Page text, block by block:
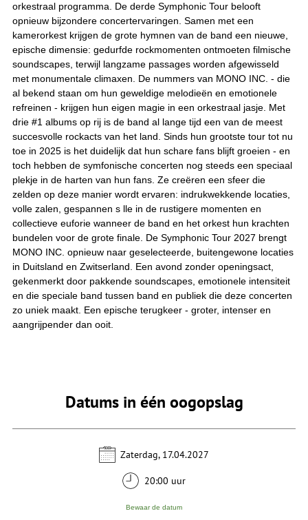
orkestraal programma. De derde Symphonic Tour belooft
opnieuw bijzondere concertervaringen. Samen met een
kamerorkest krijgen de grote hymnen van de band een nieuwe,
epische dimensie: gedurfde rockmomenten ontmoeten filmische
soundscapes, terwijl langzame passages worden afgewisseld
met monumentale climaxen. De nummers van MONO INC. - die
al bekend staan om hun geweldige melodieën en emotionele
refreinen - krijgen hun eigen magie in een orkestraal jasje. Met
drie #1 albums op rij is de band al lange tijd een van de meest
succesvolle rockacts van het land. Sinds hun grootste tour tot nu
toe in 2025 is het duidelijk dat hun schare fans blijft groeien - en
toch hebben de symfonische concerten nog steeds een speciaal
plekje in de harten van hun fans. Ze creëren een sfeer die
zelden op deze manier wordt ervaren: indrukwekkende locaties,
volle zalen, gespannen s lle in de rustigere momenten en
collectieve euforie wanneer de band en het orkest hun krachten
bundelen voor de grote finale. De Symphonic Tour 2027 brengt
MONO INC. opnieuw naar geselecteerde, buitengewone locaties
in Duitsland en Zwitserland. Een avond zonder openingsact,
gekenmerkt door pakkende soundscapes, emotionele intensiteit
en die speciale band tussen band en publiek die deze concerten
zo uniek maakt. Een epische terugkeer - groter, intenser en
aangrijpender dan ooit.
Datums in één oogopslag
Zaterdag, 17.04.2027
20:00 uur
Bewaar de datum